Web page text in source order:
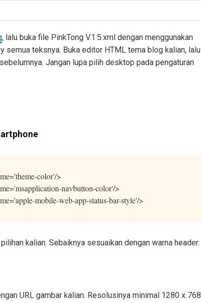
, lalu buka file PinkTong V.1.5.xml dengan menggunakan
teksnya. Buka editor HTML tema blog kalian, lalu
Jangan lupa pilih desktop pada pengaturan
color'/>
navbutton-color'/>
mobile-web-app-status-bar-style'/>
kalian. Sebaiknya sesuaikan dengan warna header.
URL gambar kalian. Resolusinya minimal 1280 x 768